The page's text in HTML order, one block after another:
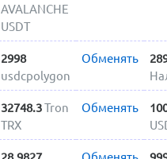
AVALANCHE
USDT
2998
usdcpolygon
Обменять
32748.3Tron
TRX
Обменять